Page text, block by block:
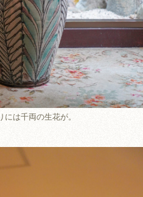
には千両の生花が。